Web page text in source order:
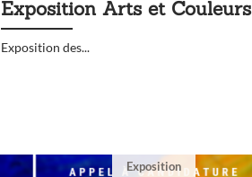
Exposition Arts et Couleurs
Exposition des...
Exposition